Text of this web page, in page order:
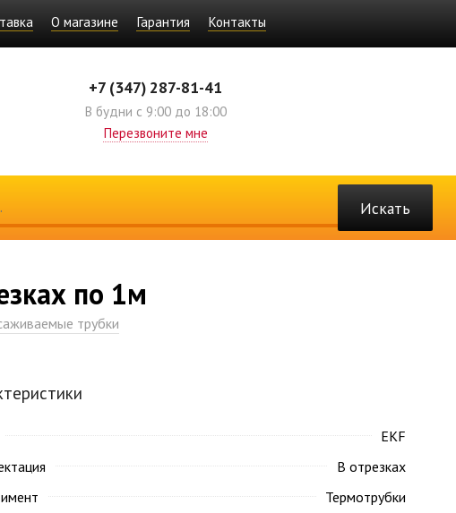
О магазине Гарантия Контакты
+7 (347) 287-81-41
В будни с 9:00 до 18:00
Перезвоните мне
Искать
по 1м
трубки
EKF
В отрезках
Термотрубки